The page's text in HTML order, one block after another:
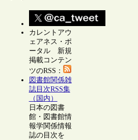
カレントアウ
ェアネス・ポ
ータル 新規
掲載コンテン
ツのRSS：
図書館関係雑
誌目次RSS集
（国内）
日本の図書
館・図書館情
報学関係情報
誌の目次を